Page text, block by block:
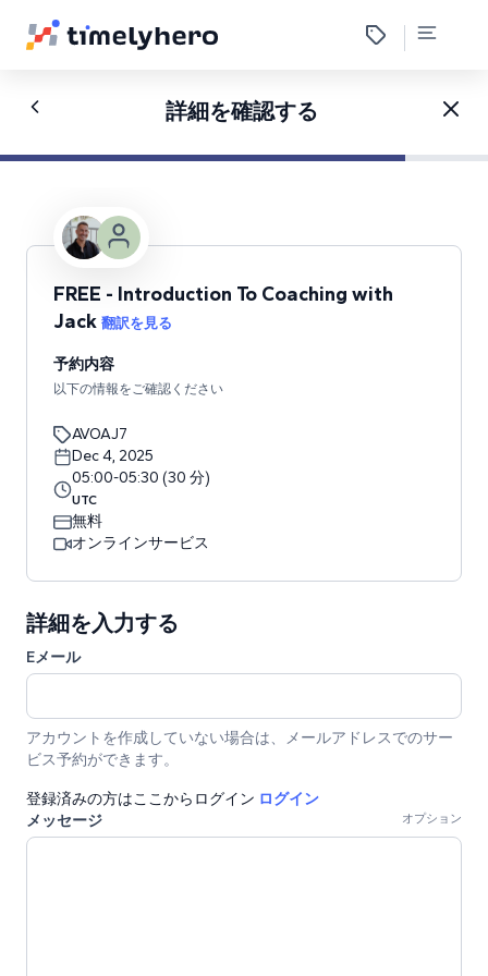
詳細を確認する
FREE - Introduction To Coaching with
Jack 翻訳を見る
予約内容
以下の情報をご確認ください
AVOAJ7
Dec 4, 2025
05:00-05:30 (30 分)
UTC
無料
オンラインサービス
詳細を入力する
Eメール
アカウントを作成していない場合は、メールアドレスでのサー
ビス予約ができます。
登録済みの方はここからログイン ログイン
メッセージ
オプション